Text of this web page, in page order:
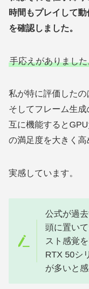
時間もプレイして
を確認しました。
手応えがありまし
私が特に評価したの
そしてフレーム生
互に機能すると
の満足度を大きく高
実感しています。
公式が過
頭に置い
スト感覚
RTX 50シ
が多いと感